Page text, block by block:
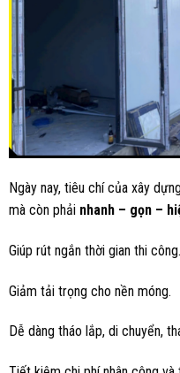
Ngày nay, tiêu chí của xây
mà còn phải nhanh – gọn –
Giúp rút ngắn thời gian thi công.
Giảm tải trọng cho nền móng.
Dễ dàng tháo lắp, di chuyển,